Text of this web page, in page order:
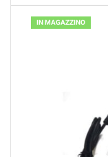
IN MAGAZZINO